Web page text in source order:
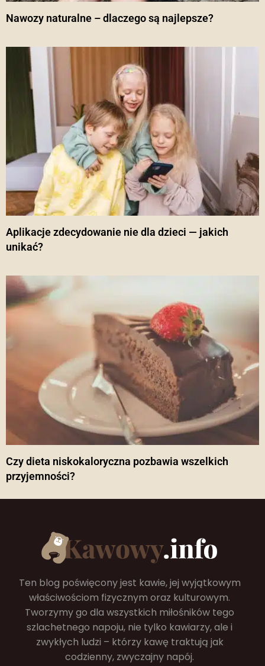
Nawozy naturalne – dlaczego są najlepsze?
Aplikacje zdecydowanie nie dla dzieci — jakich
unikać?
Czy dieta niskokaloryczna pozbawia wszelkich
przyjemności?
Ten blog poświęcony jest kawie, jej wyjątkowym
właściwościom fizycznym oraz kulturowym.
Tworzymy go dla wszystkich miłośników tego
szlachetnego napoju, nie tylko kawiarzy, ale i
zwykłych ludzi – którzy kawę traktują jak
codzienny, zwyczajny napój.